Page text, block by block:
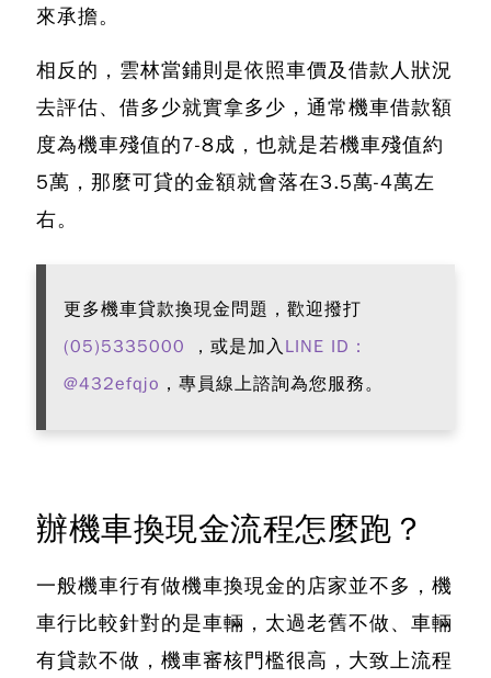
來承擔。
相反的， 雲林當鋪則是依照車價及借款人狀況
去評估、借多少就實拿多少 ，通常機車借款額
度為機車殘值的7-8成，也就是若機車殘值約
5萬，那麼可貸的金額就會落在3.5萬-4萬左
右。
更多機車貸款換現金問題，歡迎撥打
(05)5335000
，或是加入LINE ID：
@432efqjo ，專員線上諮詢為您服務。
辦機車換現金流程怎麼跑？
一般機車行有做機車換現金的店家並不多，機
車行比較針對的是車輛，太過老舊不做、車輛
有貸款不做，機車審核門檻很高，大致上流程